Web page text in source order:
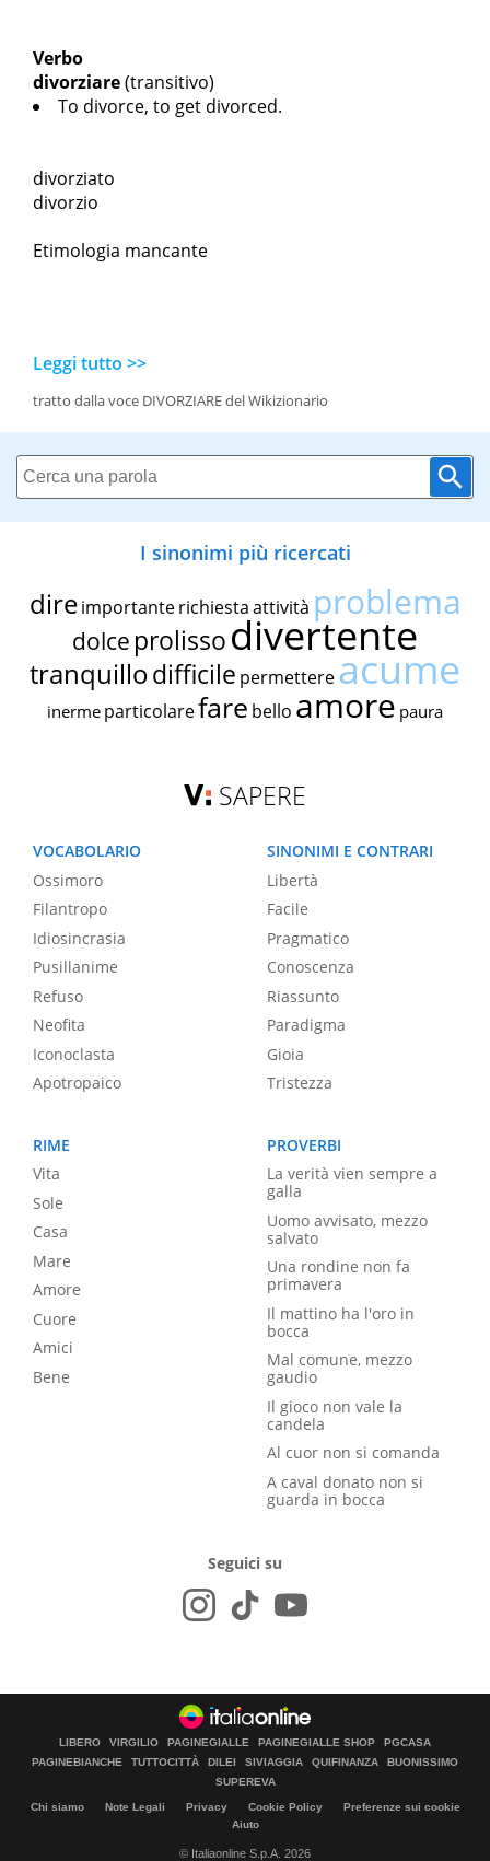
Verbo
divorziare(transitivo)
To divorce, to get divorced.
divorziato
divorzio
Etimologia mancante
Leggi tutto >>
tratto dalla voce DIVORZIARE del Wikizionario
I sinonimi più ricercati
dire importante richiestaattività problema
dolce prolissodivertente
tranquillodifficile permettereacume
inerme particolarefare bello amore paura
SAPERE
VOCABOLARIO
Ossimoro
Filantropo
Idiosincrasia
Pusillanime
Refuso
Neofita
Iconoclasta
Apotropaico
SINONIMI E CONTRARI
Libertà
Facile
Pragmatico
Conoscenza
Riassunto
Paradigma
Gioia
Tristezza
RIME
Vita
Sole
Casa
Mare
Amore
Cuore
Amici
Bene
PROVERBI
La verità vien sempre a
galla
Uomo avvisato, mezzo
salvato
Una rondine non fa
primavera
Il mattino ha l'oro in
bocca
Mal comune, mezzo
gaudio
Il gioco non vale la
candela
Al cuor non si comanda
A caval donato non si
guarda in bocca
Seguici su
LIBERO VIRGILIO PAGINEGIALLE PAGINEGIALLE SHOP
PGCASA
PAGINEBIANCHE
TUTTOCITTÀ DILEI SIVIAGGIA QUIFINANZA
BUONISSIMO
SUPEREVA
Chi siamo Note Legali Privacy Cookie Policy
Preferenze sui cookie
Aiuto
© Italiaonline S.p.A. 2026